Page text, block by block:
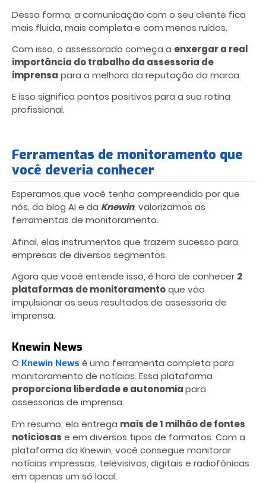
Dessa forma, a comunicação com o seu cliente fica
mais fluida, mais completa e com menos ruídos.
Com isso, o assessorado começa a enxergar a real
importância do trabalho da assessoria de
imprensa para a melhora da reputação da marca.
E isso significa pontos positivos para a sua rotina
profissional.
Ferramentas de monitoramento que
você deveria conhecer
Esperamos que você tenha compreendido por que
nós, do blog AI e da Knewin, valorizamos as
ferramentas de monitoramento.
Afinal, elas instrumentos que trazem sucesso para
empresas de diversos segmentos.
Agora que você entende isso, é hora de conhecer2
plataformas de monitoramentoque vão
impulsionar os seus resultados de assessoria de
imprensa.
Knewin News
O Knewin News é uma ferramenta completa para
monitoramento de notícias. Essa plataforma
proporciona liberdade e autonomiapara
assessorias de imprensa.
Em resumo, ela entrega mais de 1 milhão de fontes
noticiosas e em diversos tipos de formatos. Com a
plataforma da Knewin, você consegue monitorar
notícias impressas, televisivas, digitais e radiofônicas
em apenas um só local.